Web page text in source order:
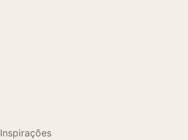
Inspirações